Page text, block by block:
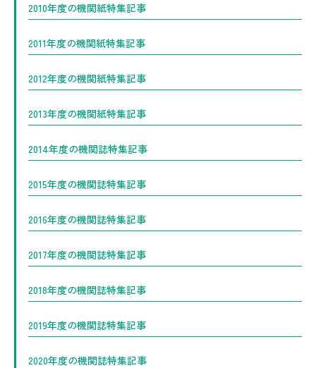
2010年度の機関紙特集記事
2011年度の機関紙特集記事
2012年度の機関紙特集記事
2013年度の機関紙特集記事
2014年度の機関誌特集記事
2015年度の機関誌特集記事
2016年度の機関誌特集記事
2017年度の機関誌特集記事
2018年度の機関誌特集記事
2019年度の機関誌特集記事
2020年度の機関誌特集記事